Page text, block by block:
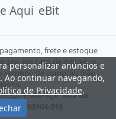
Aqui eBit
frete e estoque
site. No caso de diferença
carrinho de compras. Não
50 - Endereço: Rua da
- CEP: 03104-010
personalizar anúncios e
Ao continuar navegando,
de Privacidade.
e Fechar